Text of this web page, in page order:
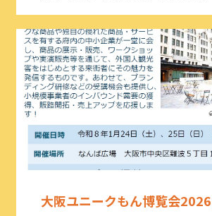
大阪ユニークもん博覧会